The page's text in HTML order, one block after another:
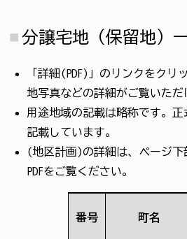
分譲宅地（保留地）
「詳細(PDF)」のリンクをクリ
地写真などの詳細がご覧いただ
用途地域の記載は略称です。
記載しています。
(地区計画)の詳細は、ページ下
PDFをご覧ください。
番号 町名